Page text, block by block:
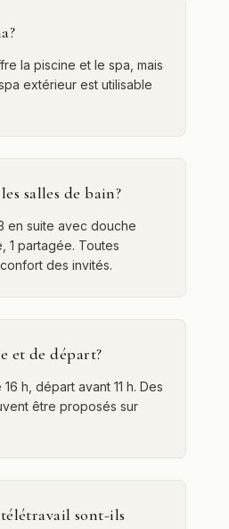
la piscine et le spa, mais
extérieur est utilisable
salles de bain?
en suite avec douche
1 partagée. Toutes
des invités.
et de départ?
h, départ avant 11 h. Des
être proposés sur
sont-ils